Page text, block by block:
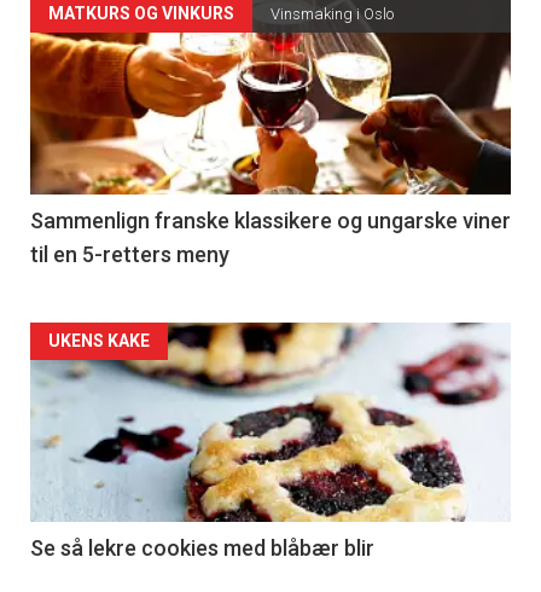
Forsiden
akkurat
nå
-
5
MATKURS OG VINKURS Vinsmaking i Oslo
Sammenlign franske klassikere og ungarske viner
til en 5-retters meny
Forsiden
akkurat
nå
6
UKENS KAKE
Se så lekre cookies med blåbær blir